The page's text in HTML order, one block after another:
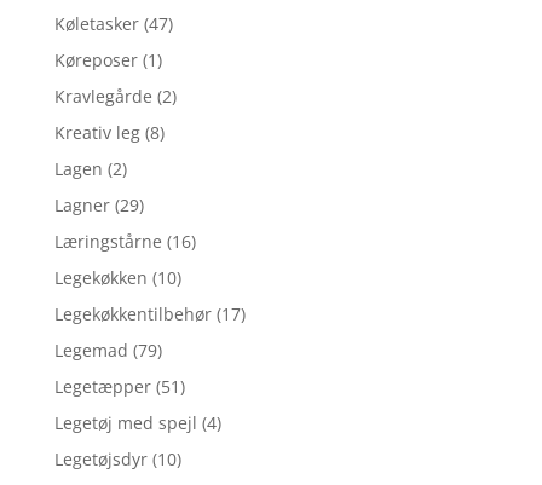
Køletasker (47)
Køreposer (1)
Kravlegårde (2)
Kreativ leg (8)
Lagen (2)
Lagner (29)
Læringstårne (16)
Legekøkken (10)
Legekøkkentilbehør (17)
Legemad (79)
Legetæpper (51)
Legetøj med spejl (4)
Legetøjsdyr (10)